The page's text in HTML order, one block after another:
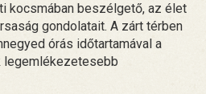
kocsmában beszélgető, az élet
gondolatait. A zárt térben
órás időtartamával a
legemlékezetesebb